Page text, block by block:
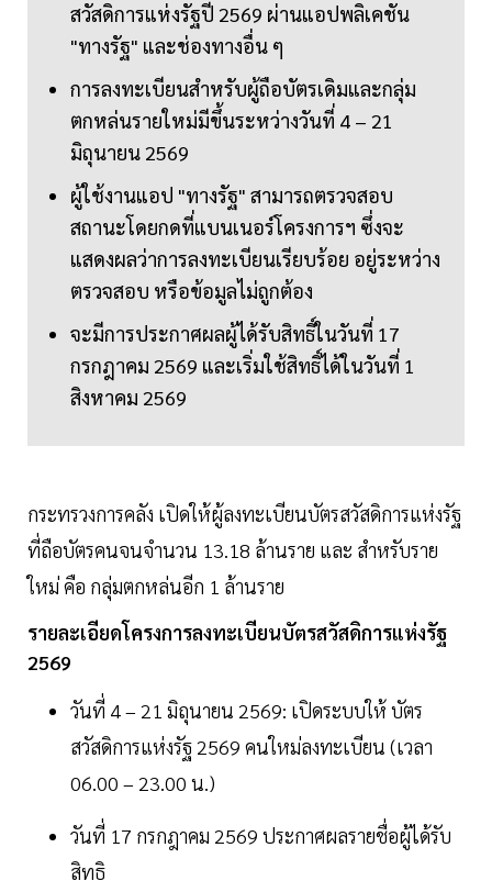
สวัสดิการแห่งรัฐปี 2569 ผ่านแอปพลิเคชัน
"ทางรัฐ" และช่องทางอื่น ๆ
การลงทะเบียนสำหรับผู้ถือบัตรเดิมและกลุ่ม
ตกหล่นรายใหม่มีขึ้นระหว่างวันที่ 4 – 21
มิถุนายน 2569
ผู้ใช้งานแอป "ทางรัฐ" สามารถตรวจสอบ
สถานะโดยกดที่แบนเนอร์โครงการฯ ซึ่งจะ
แสดงผลว่าการลงทะเบียนเรียบร้อย อยู่ระหว่าง
ตรวจสอบ หรือข้อมูลไม่ถูกต้อง
จะมีการประกาศผลผู้ได้รับสิทธิ์ในวันที่ 17
กรกฎาคม 2569 และเริ่มใช้สิทธิ์ได้ในวันที่ 1
สิงหาคม 2569
กระทรวงการคลัง เปิดให้ผู้ลงทะเบียนบัตรสวัสดิการแห่งรัฐ
ที่ถือบัตรคนจนจำนวน 13.18 ล้านราย และ สำหรับราย
ใหม่ คือ กลุ่มตกหล่นอีก 1 ล้านราย
รายละเอียดโครงการลงทะเบียนบัตรสวัสดิการแห่งรัฐ
2569
วันที่ 4 – 21 มิถุนายน 2569: เปิดระบบให้ บัตร
สวัสดิการแห่งรัฐ 2569 คนใหม่ลงทะเบียน (เวลา
06.00 – 23.00 น.)
วันที่ 17 กรกฎาคม 2569 ประกาศผลรายชื่อผู้ได้รับ
สิทธิ